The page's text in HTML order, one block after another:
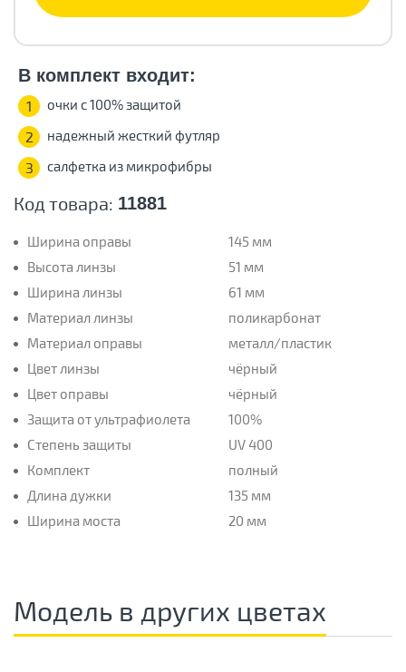
Код товара: 11881
Ширина оправы
145 мм
Высота линзы
51 мм
Ширина линзы
61 мм
Материал линзы
поликарбонат
Материал оправы
металл/пластик
Цвет линзы
чёрный
Цвет оправы
чёрный
Защита от ультрафиолета
100%
Степень защиты
UV 400
Комплект
полный
Длина дужки
135 мм
Ширина моста
20 мм
В комплект входит:
1 очки с 100% защитой
2 надежный жесткий футляр
3 салфетка из микрофибры
Модель в других цветах